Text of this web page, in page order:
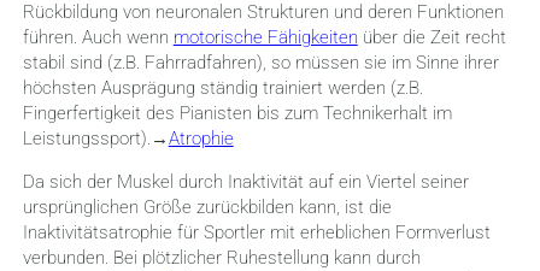
Rückbildung von neuronalen Strukturen und deren Funktionen
führen. Auch wenn motorische Fähigkeiten über die Zeit recht
stabil sind (z.B. Fahrradfahren), so müssen sie im Sinne ihrer
höchsten Ausprägung ständig trainiert werden (z.B.
Fingerfertigkeit des Pianisten bis zum Technikerhalt im
Leistungssport).→Atrophie
Da sich der Muskel durch Inaktivität auf ein Viertel seiner
ursprünglichen Größe zurückbilden kann, ist die
Inaktivitätsatrophie für Sportler mit erheblichen Formverlust
verbunden. Bei plötzlicher Ruhestellung kann durch